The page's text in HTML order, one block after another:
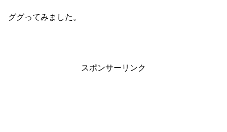
ググってみました。
スポンサーリンク